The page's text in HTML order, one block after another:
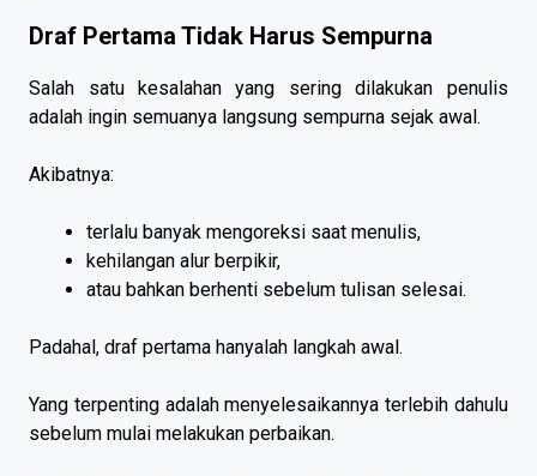
Draf Pertama Tidak Harus Sempurna
Salah satu kesalahan yang sering dilakukan penulis
adalah ingin semuanya langsung sempurna sejak awal.
Akibatnya:
terlalu banyak mengoreksi saat menulis,
kehilangan alur berpikir,
atau bahkan berhenti sebelum tulisan selesai.
Padahal, draf pertama hanyalah langkah awal.
Yang terpenting adalah menyelesaikannya terlebih dahulu
sebelum mulai melakukan perbaikan.